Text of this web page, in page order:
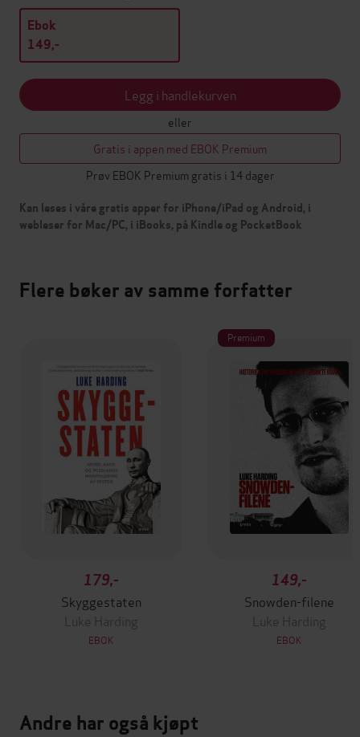
Ebok
149,-
Legg i handlekurven
eller
Gratis i appen med EBOK Premium
Prøv EBOK Premium gratis i 14 dager
Kan leses i våre gratis apper for iPhone/iPad og Android, i
webleser for Mac/PC, i iBooks, på Kindle og PocketBook
Flere bøker av samme forfatter
179,-
Skyggestaten
Luke Harding
EBOK
Premium
149,-
Snowden-filene
Luke Harding
EBOK
Andre har også kjøpt